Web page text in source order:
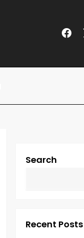
Search
Recent Posts